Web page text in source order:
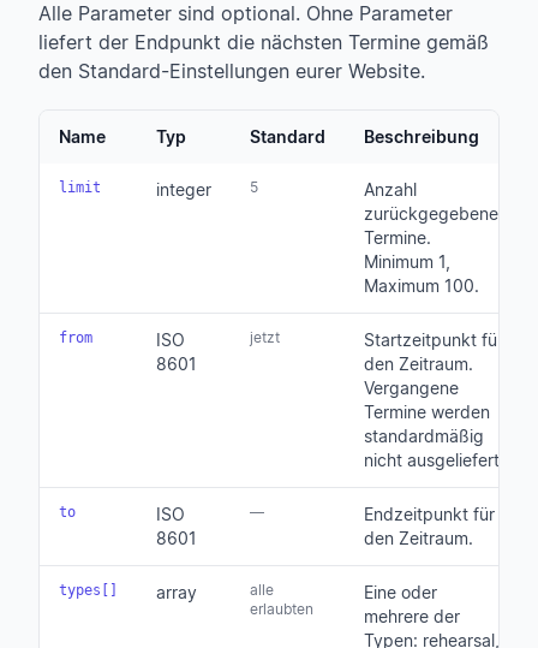
Alle Parameter sind optional. Ohne Parameter
liefert der Endpunkt die nächsten Termine gemäß
den Standard-Einstellungen eurer Website.
Name Typ Standard Beschreibung
limit integer 5
Anzahl
zurückgegebener
Termine.
Minimum 1,
Maximum 100.
from
ISO
8601
jetzt
Startzeitpunkt für
den Zeitraum.
Vergangene
Termine werden
standardmäßig
nicht ausgeliefert.
to
ISO
8601
—
Endzeitpunkt für
den Zeitraum.
types[] array
alle
erlaubten
Eine oder
mehrere der
Typen: rehearsal,